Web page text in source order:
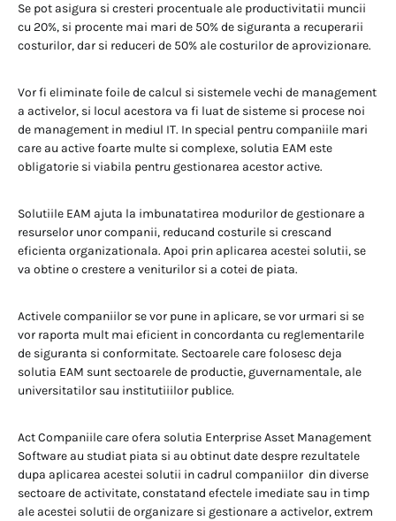
Se pot asigura si cresteri procentuale ale productivitatii muncii
cu 20%, si procente mai mari de 50% de siguranta a recuperarii
costurilor, dar si reduceri de 50% ale costurilor de aprovizionare.
Vor fi eliminate foile de calcul si sistemele vechi de management
a activelor, si locul acestora va fi luat de sisteme si procese noi
de management in mediul IT. In special pentru companiile mari
care au active foarte multe si complexe, solutia EAM este
obligatorie si viabila pentru gestionarea acestor active.
Solutiile EAM ajuta la imbunatatirea modurilor de gestionare a
resurselor unor companii, reducand costurile si crescand
eficienta organizationala. Apoi prin aplicarea acestei solutii, se
va obtine o crestere a veniturilor si a cotei de piata.
Activele companiilor se vor pune in aplicare, se vor urmari si se
vor raporta mult mai eficient in concordanta cu reglementarile
de siguranta si conformitate. Sectoarele care folosesc deja
solutia EAM sunt sectoarele de productie, guvernamentale, ale
universitatilor sau institutiiilor publice.
Act Companiile care ofera solutia Enterprise Asset Management
Software au studiat piata si au obtinut date despre rezultatele
dupa aplicarea acestei solutii in cadrul companiilor din diverse
sectoare de activitate, constatand efectele imediate sau in timp
ale acestei solutii de organizare si gestionare a activelor, extrem